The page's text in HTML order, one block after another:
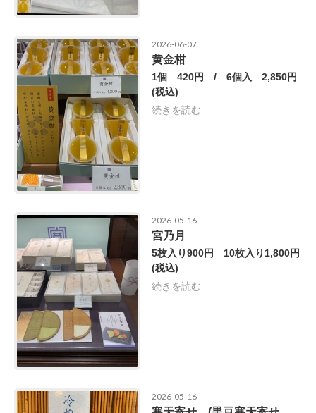
2026-06-07
黄金柑
1個 420円 / 6個入 2,850円
(税込)
続きを読む
2026-05-16
宮乃月
5枚入り900円 10枚入り1,800円
(税込)
続きを読む
2026-05-16